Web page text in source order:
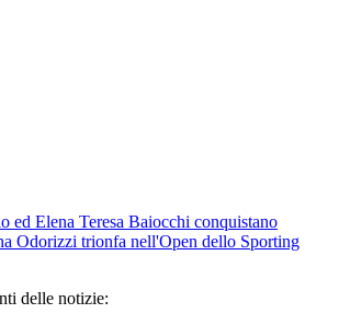
ed Elena Teresa Baiocchi conquistano
Odorizzi trionfa nell'Open dello Sporting
delle notizie: